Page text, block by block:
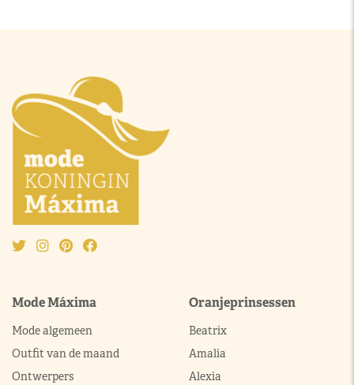
Mode Máxima
Mode algemeen
Outfit van de maand
Ontwerpers
Oranjeprinsessen
Beatrix
Amalia
Alexia